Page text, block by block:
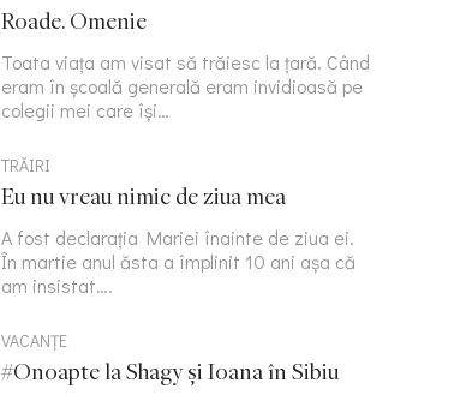
Roade. Omenie
Toata viața am visat să trăiesc la țară. Când
eram în școală generală eram invidioasă pe
colegii mei care își…
TRĂIRI
Eu nu vreau nimic de ziua mea
A fost declarația Mariei înainte de ziua ei.
În martie anul ăsta a împlinit 10 ani așa că
am insistat….
VACANȚE
#Onoapte la Shagy și Ioana în Sibiu